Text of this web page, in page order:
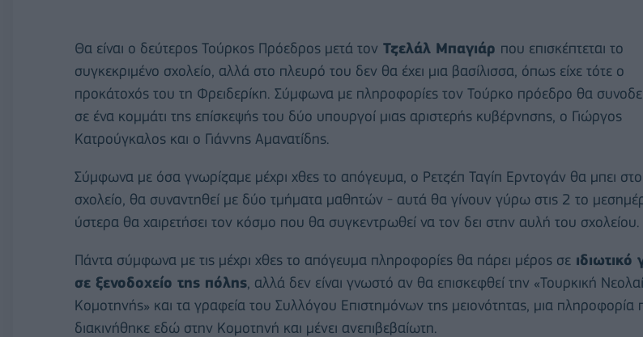
Θα είναι ο δεύτερος Τούρκος Πρόεδρος μετά τον Τζελάλ Μπαγιάρ που επισκέπτεται το
συγκεκριμένο σχολείο, αλλά στο πλευρό του δεν θα έχει μια βασίλισσα, όπως είχε τότε ο
προκάτοχός του τη Φρειδερίκη. Σύμφωνα με πληροφορίες τον Τούρκο πρόεδρο θα
σε ένα κομμάτι της επίσκεψής του δύο υπουργοί μιας αριστερής κυβέρνησης, ο Γιώργος
Κατρούγκαλος και ο Γιάννης Αμανατίδης.
Σύμφωνα με όσα γνωρίζαμε μέχρι χθες το απόγευμα, ο Ρετζέπ Ταγίπ Ερντογάν θα μπει στο
σχολείο, θα συναντηθεί με δύο τμήματα μαθητών - αυτά θα γίνουν γύρω στις 2 το
ύστερα θα χαιρετήσει τον κόσμο που θα συγκεντρωθεί να τον δει στην αυλή του σχολείου.
Πάντα σύμφωνα με τις μέχρι χθες το απόγευμα πληροφορίες θα πάρει μέρος σε ιδιωτικό
σε ξενοδοχείο της πόλης , αλλά δεν είναι γνωστό αν θα επισκεφθεί την «Τουρκική
Κομοτηνής» και τα γραφεία του Συλλόγου Επιστημόνων της μειονότητας, μια πληροφορία
διακινήθηκε εδώ στην Κομοτηνή και μένει ανεπιβεβαίωτη.